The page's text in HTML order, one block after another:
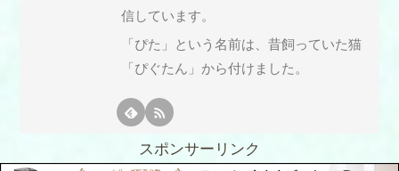
信しています。
「ぴた」という名前は、昔飼っていた猫
「ぴぐたん」から付けました。
スポンサーリンク